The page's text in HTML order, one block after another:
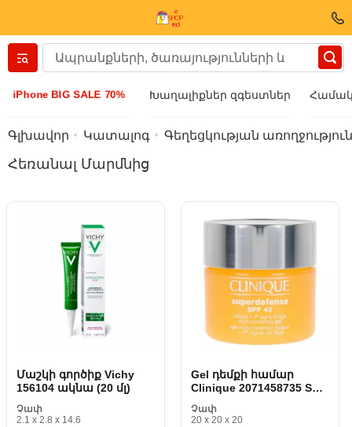
iPhone BIG SALE 70% Խաղալիքներ զգեստներ
Вернуться назад
Աքսեսուարի
Բիզուտերիա
Ձեռքի ժամացույց
Գլխավոր Կատալոգ Գեղեցկության
Հեռանալ Մարմնից
Մաշկի գործիք Vichy
156104 ակնա (20 մլ)
Չափ
2.1 x 2.8 x 14.6
Gel դեմքի համար
Clinique 2071458735 SPF
Չափ
20 x 20 x 20